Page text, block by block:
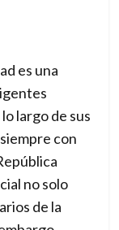
es una
largo de sus
con
no solo
de la